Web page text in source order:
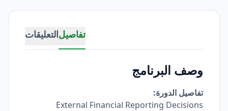
تفاصيلالتعليقات
وصف البرنامج
تفاصيل الدورة:
External Financial Reporting Decisions